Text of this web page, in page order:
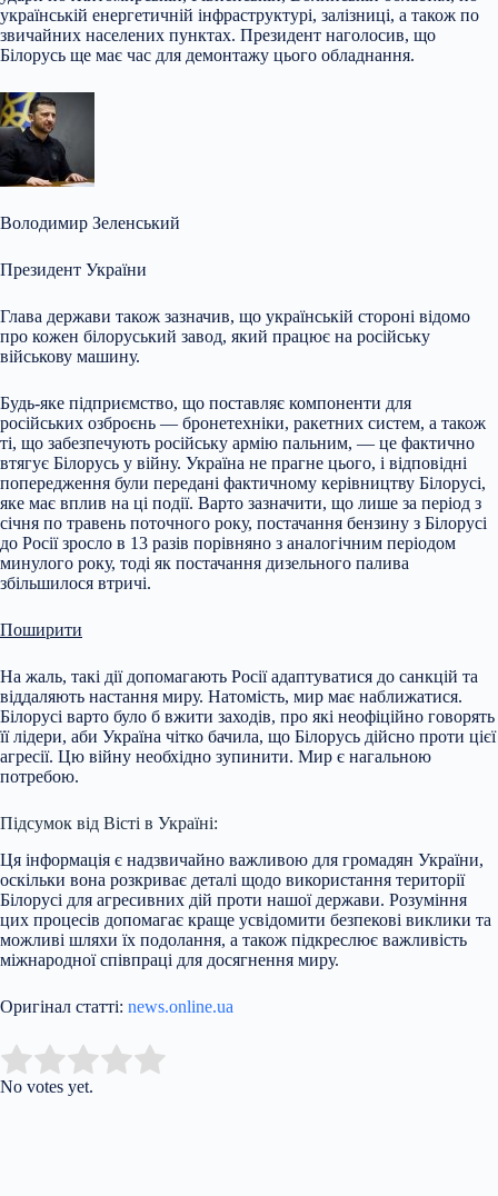
українській енергетичній інфраструктурі, залізниці, а також по
звичайних населених пунктах. Президент наголосив, що
Білорусь ще має час для демонтажу цього обладнання.
Володимир Зеленський
Президент України
Глава держави також зазначив, що українській стороні відомо
про кожен білоруський завод, який працює на російську
військову машину.
Будь-яке підприємство, що поставляє компоненти для
російських озброєнь — бронетехніки, ракетних систем, а також
ті, що забезпечують російську армію пальним, — це фактично
втягує Білорусь у війну. Україна не прагне цього, і відповідні
попередження були передані фактичному керівництву Білорусі,
яке має вплив на ці події. Варто зазначити, що лише за період з
січня по травень поточного року, постачання бензину з Білорусі
до Росії зросло в 13 разів порівняно з аналогічним періодом
минулого року, тоді як постачання дизельного палива
збільшилося втричі.
Поширити
На жаль, такі дії допомагають Росії адаптуватися до санкцій та
віддаляють настання миру. Натомість, мир має наближатися.
Білорусі варто було б вжити заходів, про які неофіційно говорять
її лідери, аби Україна чітко бачила, що Білорусь дійсно проти цієї
агресії. Цю війну необхідно зупинити. Мир є нагальною
потребою.
Підсумок від Вісті в Україні:
Ця інформація є надзвичайно важливою для громадян України,
оскільки вона розкриває деталі щодо використання території
Білорусі для агресивних дій проти нашої держави. Розуміння
цих процесів допомагає краще усвідомити безпекові виклики та
можливі шляхи їх подолання, а також підкреслює важливість
міжнародної співпраці для досягнення миру.
Оригінал статті: news.online.ua
Rate this item:
No votes yet.